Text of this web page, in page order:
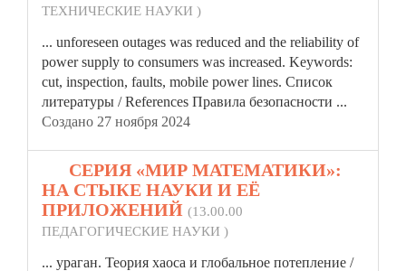
ТЕХНИЧЕСКИЕ НАУКИ )
... unforeseen outages was reduced and the reliability of
power supply to consumers was increased. Keywords:
cut, inspection, faults, mobile power lines. Список
литературы / References Правила безопасности ...
Создано 27 ноября 2024
СЕРИЯ «МИР МАТЕМАТИКИ»:
НА СТЫКЕ НАУКИ И ЕЁ
ПРИЛОЖЕНИЙ (13.00.00
ПЕДАГОГИЧЕСКИЕ НАУКИ )
... ураган. Теория хаоса и глобальное потепление /